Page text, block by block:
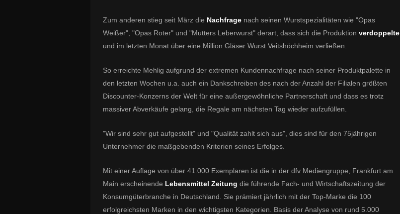
Zum anderen stieg seit März die Nachfrage nach seinen Wurstspezialitäten wie "Opas
Weißer", "Opas Roter" und "Mutters Leberwurst" derart, dass sich die Produktion verdoppelte
und im letzten Monat über eine Million Gläser Wurst Veitshöchheim verließen.
So erreichte Mehlig aufgrund der extremen Kundennachfrage nach seiner Produktpalette in
den letzten Wochen u.a. auch ein Dankschreiben des nach der Anzahl der Filialen größten
Discounter-Konzerns der Welt für eine außergewöhnliche Partnerschaft und dass es trotz
massiver Abverkäufe gelang, die Regale am nächsten Tag wieder aufzufüllen.
"Wir sind sehr gut aufgestellt" und "Qualität zahlt sich aus", dies sind für den 75jährigen
Unternehmer die maßgebenden Kriterien seines Erfolges.
Mit einer Auflage von über 41.000 Exemplaren ist die in der dfv Mediengruppe, Frankfurt am
Main erscheinende Lebensmittel Zeitung die führende Fach- und Wirtschaftszeitung der
Konsumgüterbranche in Deutschland. Sie prämiert jährlich mit der Top-Marke die 100
erfolgreichsten Marken in den wichtigsten Kategorien. Basis der Analyse von rund 5.000